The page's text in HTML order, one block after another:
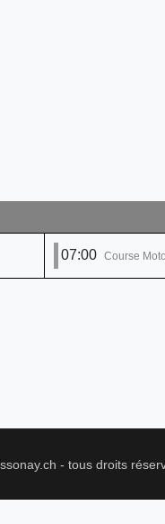
07:00 Course Moto
- tous droits